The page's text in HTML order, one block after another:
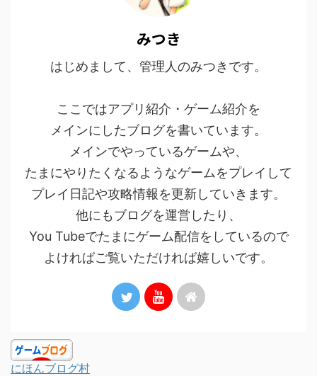
みつき
はじめまして、管理人のみつきです。
ここではアプリ紹介・ゲーム紹介を
メインにしたブログを書いています。
メインでやっているゲームや、
たまにやりたくなるようなゲームをプレイして
プレイ日記や攻略情報を更新していきます。
他にもブログを運営したり、
You Tubeでたまにゲーム配信をしているので
よければご覧いただければ嬉しいです。
にほんブログ村